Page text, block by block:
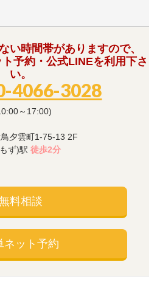
い時間帯がありますので、
予約・公式LINEを利用下さ
い。
4066-3028
～17:00)
夕雲町1-75-13 2F
もず)駅徒歩2分
料相談
ネット予約